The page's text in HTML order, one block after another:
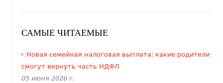
САМЫЕ ЧИТАЕМЫЕ
​Новая семейная налоговая выплата: какие родители
смогут вернуть часть НДФЛ
05 июня 2026 г.